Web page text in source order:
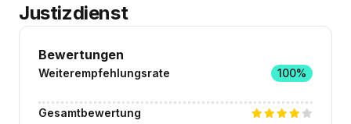
Bewertungen
Weiterempfehlungsrate 100%
Gesamtbewertung
Justizdienst